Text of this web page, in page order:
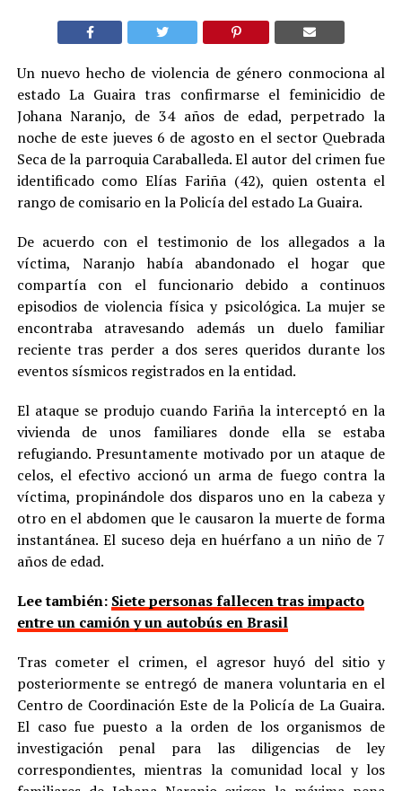
Un nuevo hecho de violencia de género conmociona al
estado La Guaira tras confirmarse el feminicidio de
Johana Naranjo, de 34 años de edad, perpetrado la
noche de este jueves 6 de agosto en el sector Quebrada
Seca de la parroquia Caraballeda. El autor del crimen fue
identificado como Elías Fariña (42), quien ostenta el
rango de comisario en la Policía del estado La Guaira.
De acuerdo con el testimonio de los allegados a la
víctima, Naranjo había abandonado el hogar que
compartía con el funcionario debido a continuos
episodios de violencia física y psicológica. La mujer se
encontraba atravesando además un duelo familiar
reciente tras perder a dos seres queridos durante los
eventos sísmicos registrados en la entidad.
El ataque se produjo cuando Fariña la interceptó en la
vivienda de unos familiares donde ella se estaba
refugiando. Presuntamente motivado por un ataque de
celos, el efectivo accionó un arma de fuego contra la
víctima, propinándole dos disparos uno en la cabeza y
otro en el abdomen que le causaron la muerte de forma
instantánea. El suceso deja en huérfano a un niño de 7
años de edad.
Lee también: Siete personas fallecen tras impacto
entre un camión y un autobús en Brasil
Tras cometer el crimen, el agresor huyó del sitio y
posteriormente se entregó de manera voluntaria en el
Centro de Coordinación Este de la Policía de La Guaira.
El caso fue puesto a la orden de los organismos de
investigación penal para las diligencias de ley
correspondientes, mientras la comunidad local y los